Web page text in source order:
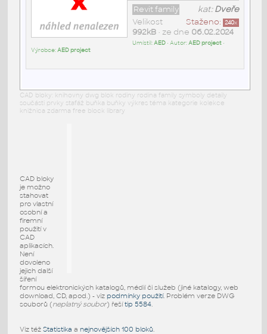
kat:Dveře
Revit family
Staženo: 240x
Velikost
992kB• ze dne 06.02.2024
Umístil:AED• Autor:AED project•
Výrobce:AED project
CAD bloky: knihovny dwg blok rodiny rodina family symboly detaily
součásti prvky stafáž buňka buňky výkres téma kategorie kolekce
knižnica zdarma free block library
CAD bloky
je možno
stahovat
pro vlastní
osobní a
firemní
použití v
CAD
aplikacích.
Není
dovoleno
jejich další
šíření
formou elektronických katalogů, médií či služeb (jiné katalogy, web
download, CD, apod.) - viz podmínky použití. Problém verze DWG
souborů (neplatný soubor) řešítip 5584.
Viz též Statistika a nejnovějších 100 bloků.